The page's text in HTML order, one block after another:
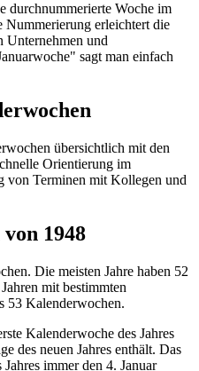
durchnummerierte Woche im
Nummerierung erleichtert die
Unternehmen und
sagt man einfach
übersichtlich mit den
Orientierung im
von Terminen mit Kollegen und
1948
Die meisten Jahre haben 52
mit bestimmten
53 Kalenderwochen.
Kalenderwoche des Jahres
des neuen Jahres enthält. Das
Jahres immer den 4. Januar